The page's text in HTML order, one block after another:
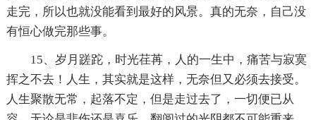
走完，所以也就没能看到最好的风景。真的无奈，自己没
有恒心做完那些事。
15、岁月蹉跎，时光荏苒，人的一生中，痛苦与寂寞
挥之不去！人生，其实就是这样，无奈但又必须去接受。
人生聚散无常，起落不定，但是走过去了，一切便已从